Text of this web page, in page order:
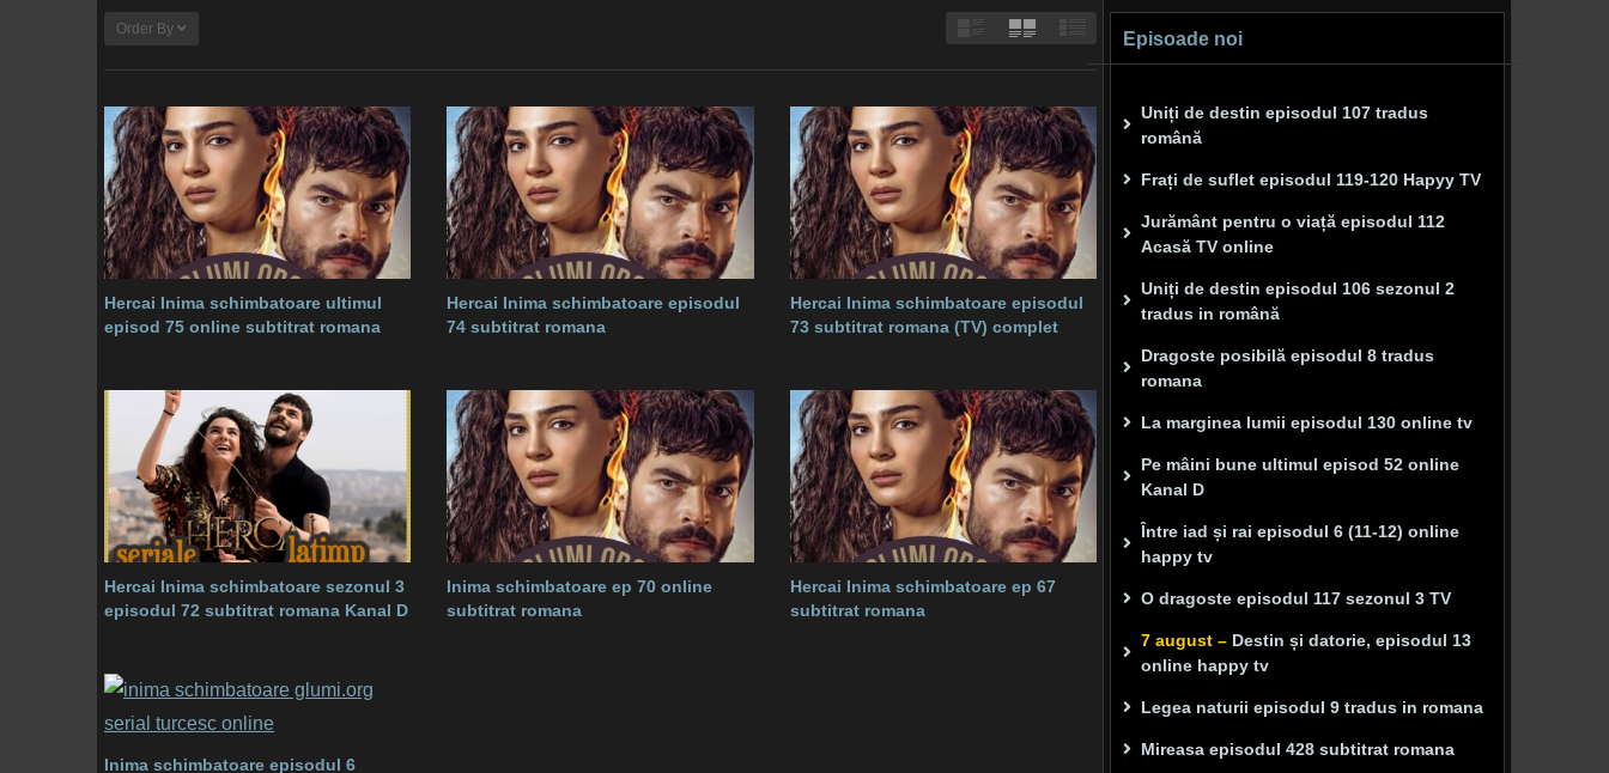
Order By
Hercai Inima schimbatoare ultimul
episod 75 online subtitrat romana
Hercai Inima schimbatoare episodul
74 subtitrat romana
Hercai Inima schimbatoare episodul
73 subtitrat romana (TV) complet
Hercai Inima schimbatoare sezonul 3
episodul 72 subtitrat romana Kanal D
Inima schimbatoare ep 70 online
subtitrat romana
Hercai Inima schimbatoare ep 67
subtitrat romana
Inima schimbatoare episodul 6
Episoade noi
Uniți de destin episodul 107 tradus
română
Frați de suflet episodul 119-120 Hapyy TV
Jurământ pentru o viață episodul 112
Acasă TV online
Uniți de destin episodul 106 sezonul 2
tradus in română
Dragoste posibilă episodul 8 tradus
romana
La marginea lumii episodul 130 online tv
Pe mâini bune ultimul episod 52 online
Kanal D
Între iad și rai episodul 6 (11-12) online
happy tv
O dragoste episodul 117 sezonul 3 TV
7 august – Destin și datorie, episodul 13
online happy tv
Legea naturii episodul 9 tradus in romana
Mireasa episodul 428 subtitrat romana